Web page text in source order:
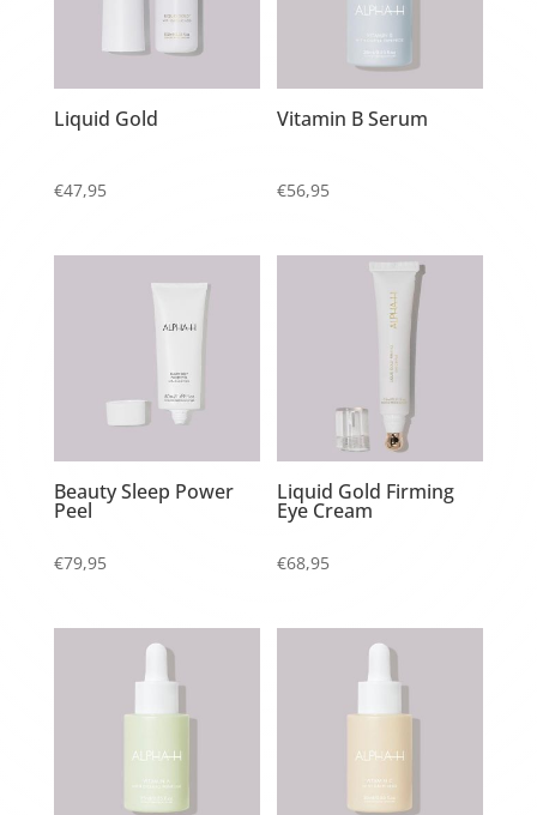
Liquid Gold
€47,95
Vitamin B Serum
€56,95
Beauty Sleep Power
Peel
€79,95
Liquid Gold Firming
Eye Cream
€68,95